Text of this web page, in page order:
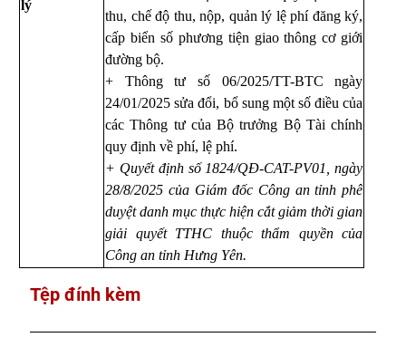
lý
thu, chế độ thu, nộp, quản lý lệ phí đăng ký,
cấp biển số phương tiện giao thông cơ giới
đường bộ.
+ Thông tư số 06/2025/TT-BTC ngày
24/01/2025 sửa đổi, bổ sung một số điều của
các Thông tư của Bộ trưởng Bộ Tài chính
quy định về phí, lệ phí.
+ Quyết định số 1824/QĐ-CAT-PV01, ngày
28/8/2025 của Giám đốc Công an tỉnh phê
duyệt danh mục thực hiện cắt giảm thời gian
giải quyết TTHC thuộc thẩm quyền của
Công an tỉnh Hưng Yên.
Tệp đính kèm